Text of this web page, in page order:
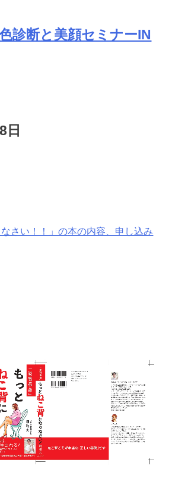
診断と美顔セミナーIN
日
なさい！！」の本の内容、申し込み